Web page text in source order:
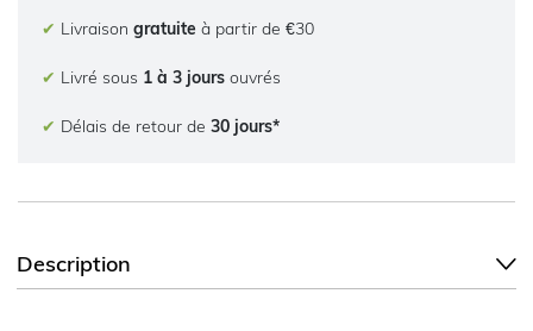
✔ Livraison gratuite à partir de €30
✔ Livré sous 1 à 3 jours ouvrés
✔ Délais de retour de 30 jours*
Description